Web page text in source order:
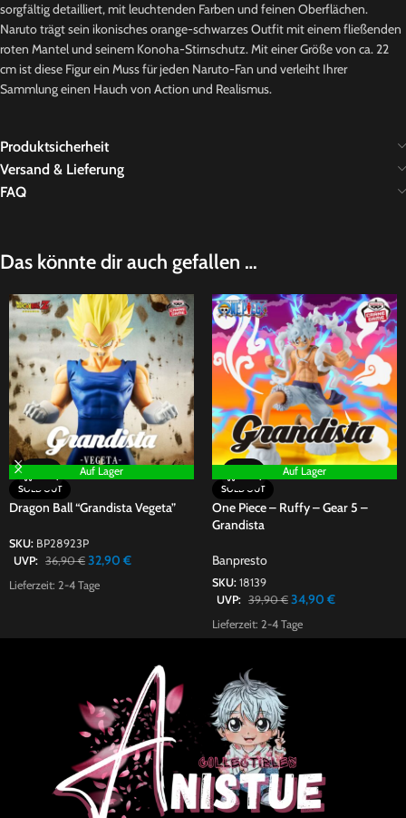
sorgfältig detailliert, mit leuchtenden Farben und feinen Oberflächen.
Naruto trägt sein ikonisches orange-schwarzes Outfit mit einem fließenden
roten Mantel und seinem Konoha-Stirnschutz. Mit einer Größe von ca. 22
cm ist diese Figur ein Muss für jeden Naruto-Fan und verleiht Ihrer
Sammlung einen Hauch von Action und Realismus.
Produktsicherheit
Versand & Lieferung
FAQ
Das könnte dir auch gefallen …
Auf Lager
SOLD OUT
Dragon Ball “Grandista Vegeta”
SKU: BP28923P
UVP: 36,90€ 32,90 €
Lieferzeit: 2-4 Tage
Auf Lager
SOLD OUT
One Piece – Ruffy – Gear 5 –
Grandista
Banpresto
SKU: 18139
UVP: 39,90€ 34,90 €
Lieferzeit: 2-4 Tage